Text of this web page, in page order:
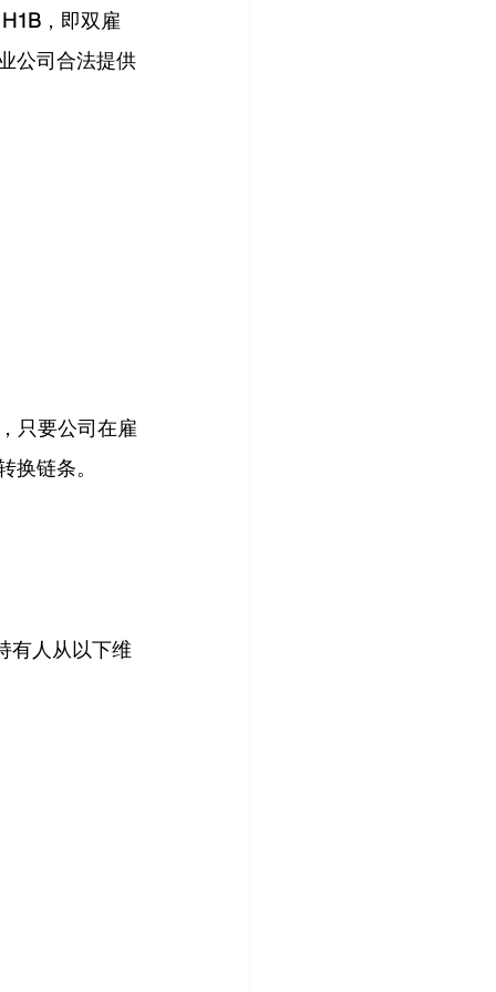
，即双雇
公司合法提供
只要公司在雇
链条。
有人从以下维